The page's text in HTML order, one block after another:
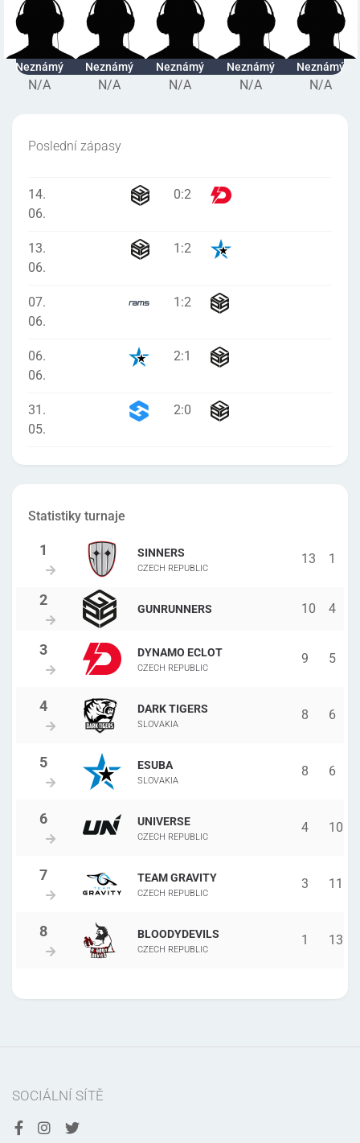
Neznámý
N/A
Neznámý
N/A
Neznámý
N/A
Neznámý
N/A
Neznámý
N/A
Poslední zápasy
14.
06.
0:2
13.
06.
1 :2
07.
06.
1 :2
06.
06.
2:1
31.
05.
2:0
Statistiky turnaje
SINNERS
CZECH REPUBLIC
13 1
GUNRUNNERS 10 4
DYNAMO ECLOT
CZECH REPUBLIC
9 5
DARK TIGERS
SLOVAKIA
8 6
ESUBA
SLOVAKIA
8 6
UNIVERSE
CZECH REPUBLIC
4 10
TEAM GRAVITY
CZECH REPUBLIC
3 11
BLOODYDEVILS
CZECH REPUBLIC
1 13
SOCIÁLNÍ SÍTĚ